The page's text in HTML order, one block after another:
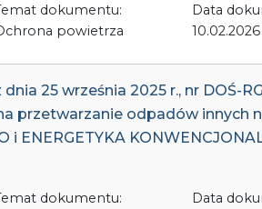
dokumentu:
powietrza
Data
10.02.2026
25 września 2025 r., nr DOŚ-
przetwarzanie odpadów innych
ENERGETYKA
dokumentu:
Data